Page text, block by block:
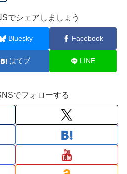
でシェアしましょう
Bluesky Facebook
はてブ LINE
でフォローする